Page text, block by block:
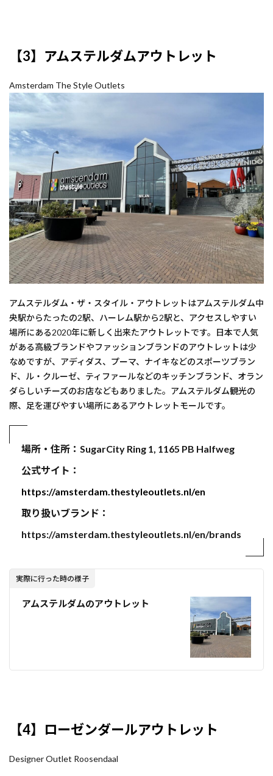
【3】アムステルダムアウトレット
Amsterdam The Style Outlets
アムステルダム・ザ・スタイル・アウトレットはアムステルダム中
央駅からたったの2駅、ハーレム駅から2駅と、アクセスしやすい
場所にある2020年に新しく出来たアウトレットです。日本で人気
がある高級ブランドやファッションブランドのアウトレットは少
なめですが、アディダス、プーマ、ナイキなどのスポーツブラン
ド、ル・クルーゼ、ティファールなどのキッチンブランド、オラン
ダらしいチーズのお店などもありました。アムステルダム観光の
際、足を運びやすい場所にあるアウトレットモールです。
場所・住所：SugarCity Ring 1, 1165 PB Halfweg
公式サイト：
https://amsterdam.thestyleoutlets.nl/en
取り扱いブランド：
https://amsterdam.thestyleoutlets.nl/en/brands
実際に行った時の様子
アムステルダムのアウトレット
【4】ローゼンダールアウトレット
Designer Outlet Roosendaal